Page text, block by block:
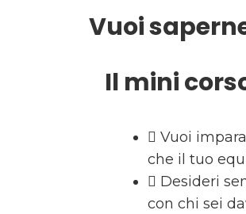
Vuoi
Il mini
Vuoi
che il tuo
Desideri
con chi sei